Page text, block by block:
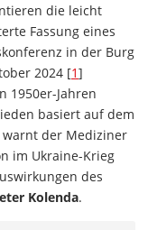
die leicht
Fassung eines
in der Burg
2024 [1]
1950er-Jahren
basiert auf dem
der Mediziner
im Ukraine-Krieg
des
Kolenda.